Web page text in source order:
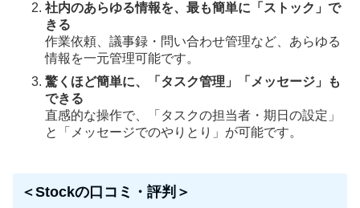
社内のあらゆる情報を、最も簡単に「ストック」で
きる
作業依頼、議事録・問い合わせ管理など、あらゆる
情報を一元管理可能です。
驚くほど簡単に、「タスク管理」「メッセージ」も
できる
直感的な操作で、「タスクの担当者・期日の設定」
と「メッセージでのやりとり」が可能です。
＜Stockの口コミ・評判＞